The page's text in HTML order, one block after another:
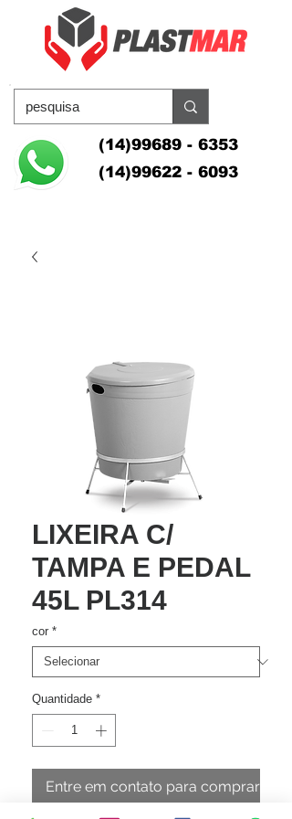
(14)99689 - 6353
(14)99622 - 6093
LIXEIRA C/
TAMPA E PEDAL
45L PL314
cor *
Quantidade *
Entre em contato para comprar